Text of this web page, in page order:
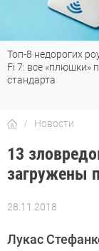
Топ-8 недорогих
Fi 7: все «плюшки»
стандарта
Новости
13
загружены
28.11.2018
Автор:
Лукас